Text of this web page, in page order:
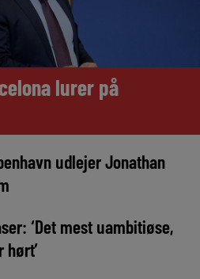
lurer på
udlejer Jonathan
‘Det mest uambitiøse,
hørt’